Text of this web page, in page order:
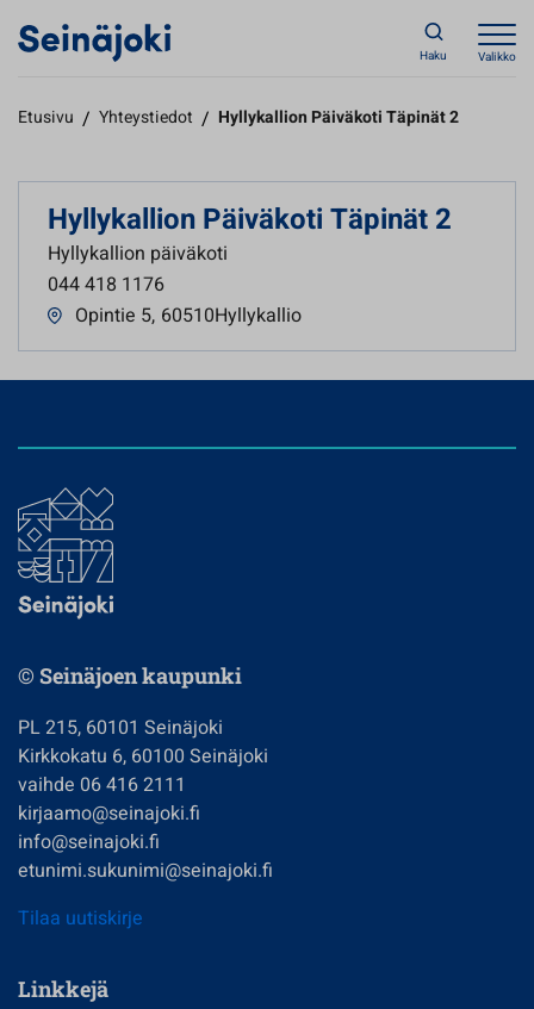
Haku Valikko
Etusivu / Yhteystiedot / Hyllykallion Päiväkoti Täpinät 2
Hyllykallion Päiväkoti Täpinät 2
Hyllykallion päiväkoti
044 418 1176
Opintie 5, 60510Hyllykallio
© Seinäjoen kaupunki
PL 215, 60101 Seinäjoki
Kirkkokatu 6, 60100 Seinäjoki
vaihde 06 416 2111
kirjaamo@seinajoki.fi
info@seinajoki.fi
etunimi.sukunimi@seinajoki.fi
Tilaa uutiskirje
Linkkejä